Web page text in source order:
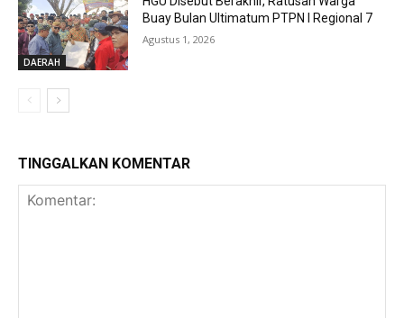
DAERAH
Buay Bulan Ultimatum PTPN I Regional 7
Agustus 1, 2026
TINGGALKAN KOMENTAR